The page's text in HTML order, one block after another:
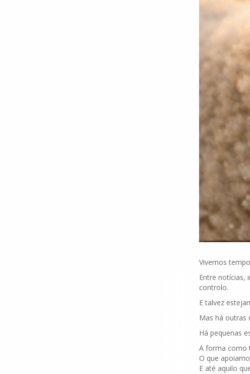
Vivemos
Entre notícias,
controlo.
E talvez
Mas há outras
Há pequenas
A forma como
O que
E até aquilo